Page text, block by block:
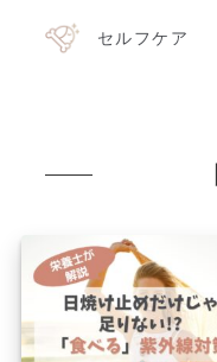
セルフケア